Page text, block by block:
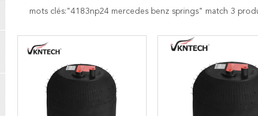
mots clés:"4183np24 mercedes benz springs" match 3